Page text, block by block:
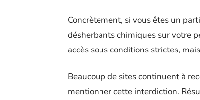
Concrètement, si vous êtes un
désherbants chimiques sur votre
accès sous conditions strictes,
Beaucoup de sites continuent à
mentionner cette interdiction.